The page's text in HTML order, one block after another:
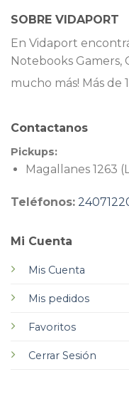
SOBRE VIDAPORT
En Vidaport
Notebooks Gamers,
mucho más! Más de
Mi Cuenta
Mis Cuenta
Mis pedidos
Favoritos
Cerrar Sesión
Contactanos
Pickups:
Magallanes 1263
Teléfonos: